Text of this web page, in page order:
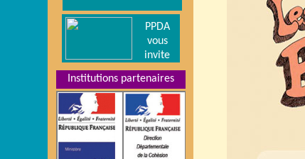
PPDA
vous
invite
Institutions partenaires